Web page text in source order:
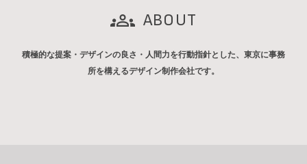
ABOUT
積極的な提案・デザインの良さ・人間力を行動指針とした、東京に事務
所を構えるデザイン制作会社です。